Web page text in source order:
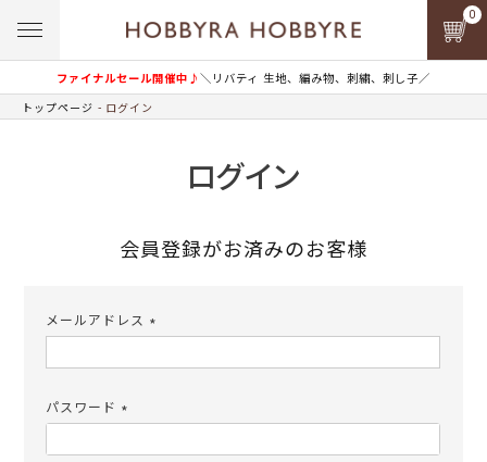
ファイナルセール開催中♪＼リバティ 生地、編み物、刺繍、刺し子／
0
トップページ ログイン
ログイン
会員登録がお済みのお客様
メールアドレス
須)
パスワード
須)